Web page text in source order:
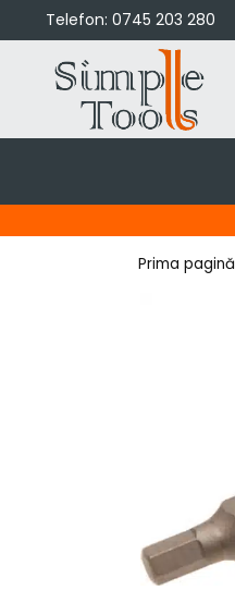
Telefon: 0745 203 280
Prima pagină